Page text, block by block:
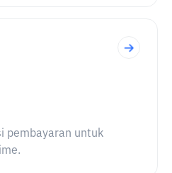
pembayaran untuk